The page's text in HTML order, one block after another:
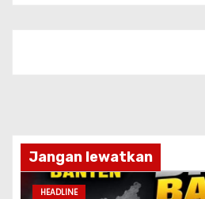
Jangan lewatkan
HEADLINE